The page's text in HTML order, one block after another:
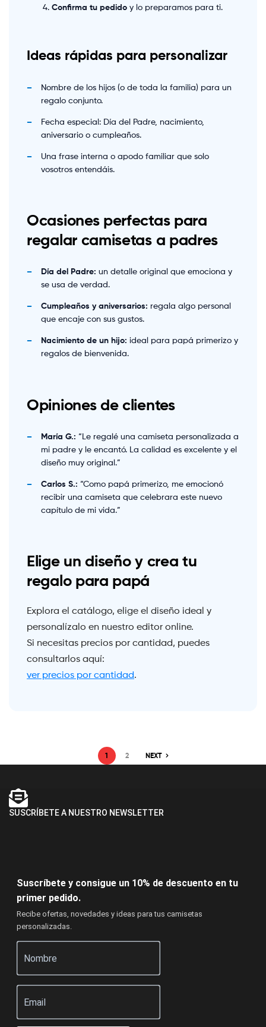
Confirma tu pedido y lo preparamos para ti.
Ideas rápidas para personalizar
Nombre de los hijos (o de toda la familia) para un
regalo conjunto.
Fecha especial: Día del Padre, nacimiento,
aniversario o cumpleaños.
Una frase interna o apodo familiar que solo
vosotros entendáis.
Ocasiones perfectas para
regalar camisetas a padres
Día del Padre: un detalle original que emociona y
se usa de verdad.
Cumpleaños y aniversarios: regala algo personal
que encaje con sus gustos.
Nacimiento de un hijo: ideal para papá primerizo y
regalos de bienvenida.
Opiniones de clientes
María G.: “Le regalé una camiseta personalizada a
mi padre y le encantó. La calidad es excelente y el
diseño muy original.”
Carlos S.: “Como papá primerizo, me emocionó
recibir una camiseta que celebrara este nuevo
capítulo de mi vida.”
Elige un diseño y crea tu
regalo para papá
Explora el catálogo, elige el diseño ideal y
personalízalo en nuestro editor online.
Si necesitas precios por cantidad, puedes
consultarlos aquí:
ver precios por cantidad.
1 2 NEXT
SUSCRÍBETE A NUESTRO NEWSLETTER
Suscríbete y consigue un 10% de descuento en tu
primer pedido.
Recibe ofertas, novedades y ideas para tus camisetas
personalizadas.